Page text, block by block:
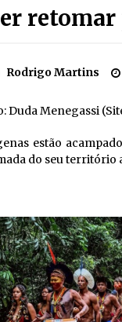
Rodrigo Martins
Duda Menegassi
estão
do seu território